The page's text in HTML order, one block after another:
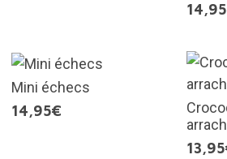
Mini échecs
14,95€